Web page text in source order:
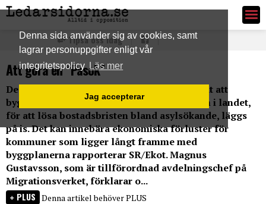
Denna sida använder sig av cookies, samt
lagrar personuppgifter enligt vår
integritetspolicy Läs mer
Jag accepterar
Ledarsidorna.se
Tipsa oss idag
Att göra en “Pasok”
De modulhus som Migrationsverket planerat att
bygga, tillsammans med kommuner runt om i landet,
för att lösa bostadsbristen bland asylsökande, läggs
på is. Det kan innebära ekonomiska förluster för
kommuner som ligger långt framme med
byggplanerna rapporterar SR/Ekot. Magnus
Gustavsson, som är tillförordnad avdelningschef på
Migrationsverket, förklarar o...
PLUS Denna artikel behöver PLUS